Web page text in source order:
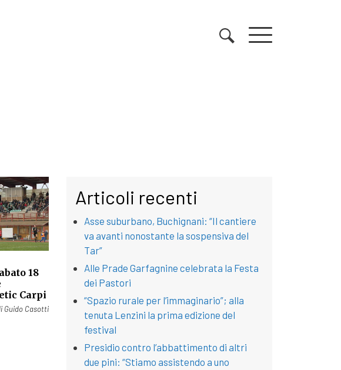
18
Carpi
Guido Casotti
Articoli recenti
Asse suburbano, Buchignani: “Il cantiere
va avanti nonostante la sospensiva del
Tar”
Alle Prade Garfagnine celebrata la Festa
dei Pastori
“Spazio rurale per l’immaginario”; alla
tenuta Lenzini la prima edizione del
festival
Presidio contro l’abbattimento di altri
due pini: “Stiamo assistendo a uno